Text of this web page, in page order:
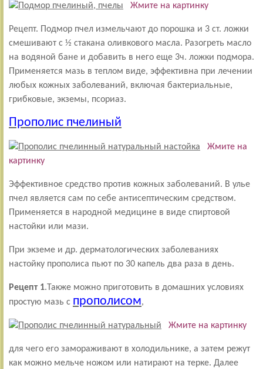
Жмите на картинку
Рецепт. Подмор пчел измельчают до порошка и 3 ст. ложки
смешивают с ½ стакана оливкового масла. Разогреть масло
на водяной бане и добавить в него еще 3ч. ложки подмора.
Применяется мазь в теплом виде, эффективна при лечении
любых кожных заболеваний, включая бактериальные,
грибковые, экземы, псориаз.
Прополис пчелиный
Жмите на
картинку
Эффективное средство против кожных заболеваний. В улье
пчел является сам по себе антисептическим средством.
Применяется в народной медицине в виде спиртовой
настойки или мази.
При экземе и др. дерматологических заболеваниях
настойку прополиса пьют по 30 капель два раза в день.
Рецепт 1.Также можно приготовить в домашних условиях
простую мазь с прополисом,
Жмите на картинку
для чего его замораживают в холодильнике, а затем режут
как можно мельче ножом или натирают на терке. Далее